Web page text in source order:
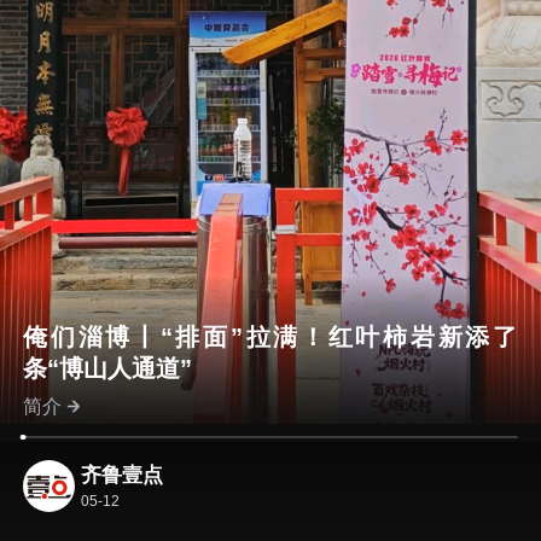
俺们淄博丨“排面”拉满！红叶柿岩新添了
条“博山人通道”
简介
齐鲁壹点
05-12